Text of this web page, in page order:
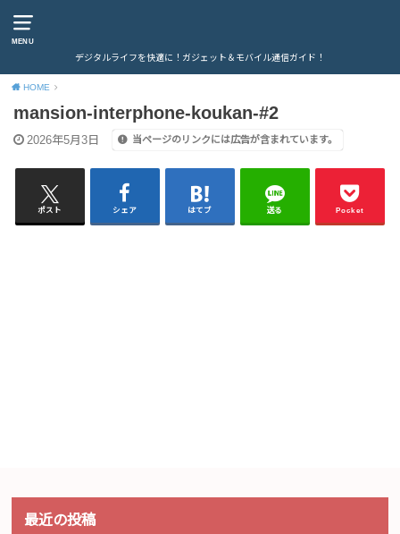
MENU
デジタルライフを快適に！ガジェット＆モバイル通信ガイド！
HOME
mansion-interphone-koukan-#2
2026年5月3日 当ページのリンクには広告が含まれています。
ポスト シェア はてブ 送る Pocket
最近の投稿